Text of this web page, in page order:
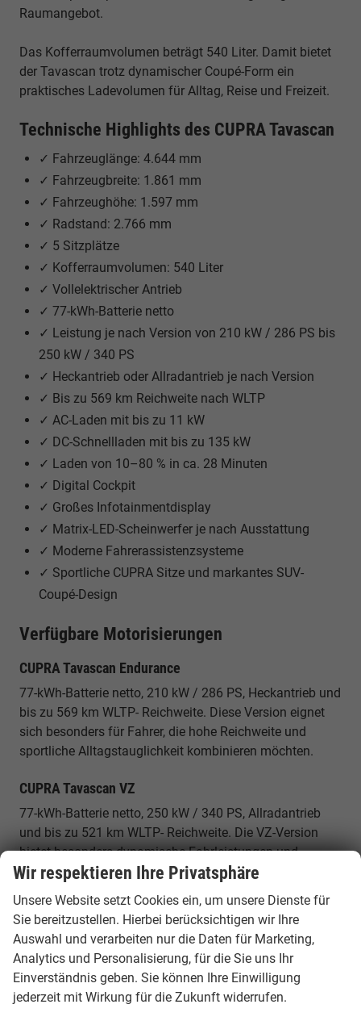
Raumangebot.
Das Kofferraumvolumen beträgt 540 Liter. Damit bietet
der Tavascan trotz dynamischer Coupé-Form ein
praktisches Ladevolumen für Alltag, Reise und Freizeit.
Technische Highlights des CUPRA Tavascan
✓ Fahrzeuglänge: 4.644 mm
✓ Fahrzeugbreite: 1.861 mm
✓ Fahrzeughöhe: 1.597 mm
✓ Radstand: 2.766 mm
✓ 5 Sitzplätze
✓ Kofferraumvolumen: 540 Liter
✓ Vollelektrischer Antrieb
✓ 77-kWh-Batterie netto
✓ Leistung je nach Version von 210 kW / 286 PS bis
250 kW / 340 PS
✓ Heckantrieb oder Allradantrieb je nach Version
✓ Bis zu 569 km Reichweite nach WLTP
✓ AC-Laden mit bis zu 11 kW
✓ DC-Schnellladen mit bis zu 135 kW
✓ Laden von 10–80 % in ca. 28 Minuten
✓ Digital Cockpit
✓ Großes Infotainmentdisplay
✓ Matrix-LED-Scheinwerfer je nach Ausstattung
✓ Moderne Fahrerassistenzsysteme
✓ Sportliche CUPRA Sitze und markantes SUV-
Coupé-Design
Verfügbare Motorisierungen
CUPRA Tavascan Endurance
77-kWh-Batterie netto, 210 kW / 286 PS, Heckantrieb und
bis zu 569 km WLTP- Reichweite. Diese Version eignet
sich besonders für Fahrer, die hohe Reichweite und
sportliche Alltagstauglichkeit kombinieren möchten.
CUPRA Tavascan VZ
77-kWh-Batterie netto, 250 kW / 340 PS, Allradantrieb
und bis zu 521 km WLTP- Reichweite. Die VZ-Version
bietet besonders dynamische Fahrleistungen und
maximale Traktion.
Warum ein CUPRA Tavascan EU Reimport
günstiger ist
Innerhalb Europas unterscheiden sich Fahrzeugpreise je
nach Land, Ausstattung und Verfügbarkeit. Durch einen
EU-Reimport können Sie von attraktiven Konditionen
Wir respektieren Ihre Privatsphäre
Unsere Website setzt Cookies ein, um unsere Dienste für
Sie bereitzustellen. Hierbei berücksichtigen wir Ihre
Auswahl und verarbeiten nur die Daten für Marketing,
Analytics und Personalisierung, für die Sie uns Ihr
Einverständnis geben. Sie können Ihre Einwilligung
jederzeit mit Wirkung für die Zukunft widerrufen.